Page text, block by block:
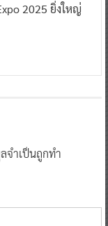
2025 ยิ่งใหญ่
จำเป็นถูกทำ